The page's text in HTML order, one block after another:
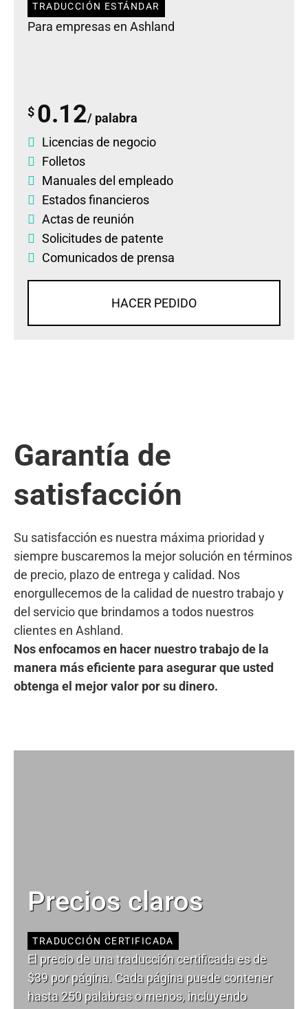
TRADUCCIÓN ESTÁNDAR
Para empresas en Ashland
$ 0.12/ palabra
Licencias de negocio
Folletos
Manuales del empleado
Estados financieros
Actas de reunión
Solicitudes de patente
Comunicados de prensa
HACER PEDIDO
Garantía de
satisfacción
Su satisfacción es nuestra máxima prioridad y
siempre buscaremos la mejor solución en términos
de precio, plazo de entrega y calidad. Nos
enorgullecemos de la calidad de nuestro trabajo y
del servicio que brindamos a todos nuestros
clientes en Ashland.
Nos enfocamos en hacer nuestro trabajo de la
manera más eficiente para asegurar que usted
obtenga el mejor valor por su dinero.
Precios claros
TRADUCCIÓN CERTIFICADA
El precio de una traducción certificada es de
$39 por página. Cada página puede contener
hasta 250 palabras o menos, incluyendo